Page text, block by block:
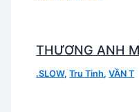
THƯƠNG ANH
.SLOW,Tru Tinh,VẦN T